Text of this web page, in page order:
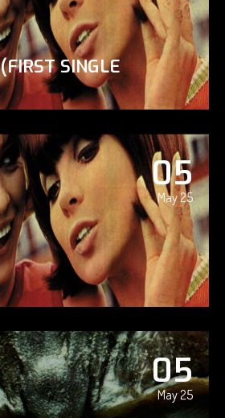
SINGLE
05
May 25
05
May 25